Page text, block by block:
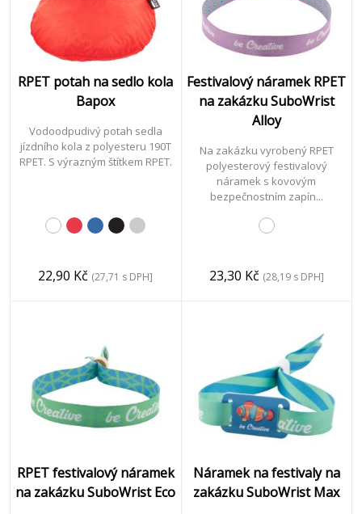
RPET potah na sedlo kola
Bapox
Vodoodpudivý potah sedla
jízdního kola z polyesteru 190T
RPET. S výrazným štítkem RPET.
22,90 Kč (27,71 s DPH]
Festivalový náramek RPET
na zakázku SuboWrist
Alloy
Na zakázku vyrobený RPET
polyesterový festivalový
náramek s kovovým
bezpečnostním zapín...
23,30 Kč (28,19 s DPH]
RPET festivalový náramek
na zakázku SuboWrist Eco
Náramek na festivaly na
zakázku SuboWrist Max